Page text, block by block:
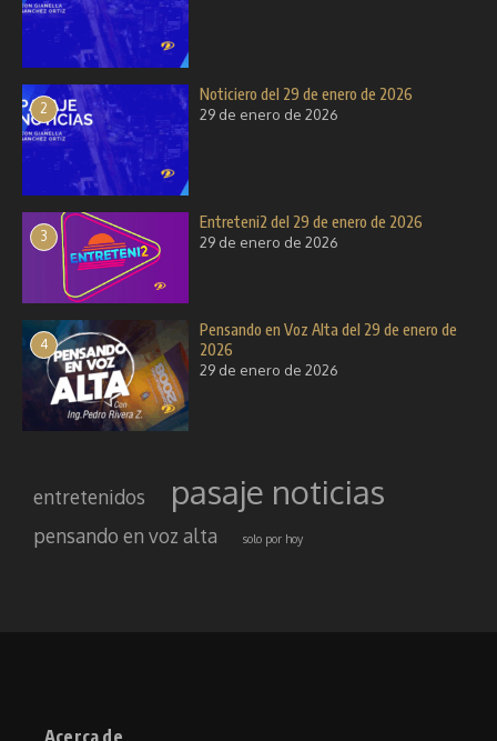
2
Noticiero del 29 de enero de 2026
29 de enero de 2026
3
Entreteni2 del 29 de enero de 2026
29 de enero de 2026
4
Pensando en Voz Alta del 29 de enero de
2026
29 de enero de 2026
entretenidos pasaje noticias
pensando en voz alta solo por hoy
Acerca de